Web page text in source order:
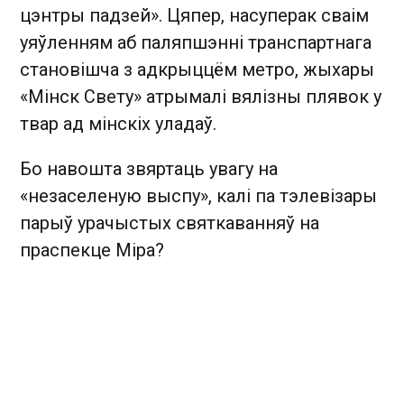
цэнтры падзей». Цяпер, насуперак сваім
уяўленням аб паляпшэнні транспартнага
становішча з адкрыццём метро, жыхары
«Мінск Свету» атрымалі вялізны плявок у
твар ад мінскіх уладаў.
Бо навошта звяртаць увагу на
«незаселеную выспу», калі па тэлевізары
парыў урачыстых святкаванняў на
праспекце Міра?